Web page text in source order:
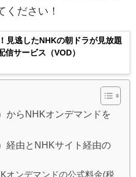
ください！
見逃したNHKの朝ドラが見放題
信サービス（VOD）
からNHKオンデマンドを
経由とNHKサイト経由の
オンデマンドの公式料金(税